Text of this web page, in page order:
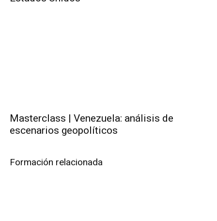
Masterclass | Venezuela: análisis de
escenarios geopolíticos
Formación relacionada